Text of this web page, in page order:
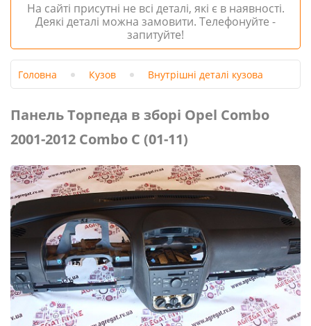
На сайті присутні не всі деталі, які є в наявності.
Деякі деталі можна замовити. Телефонуйте -
запитуйте!
Головна Кузов Внутрішні деталі кузова
Панель Торпеда в зборі Opel Combo
2001-2012 Combo C (01-11)